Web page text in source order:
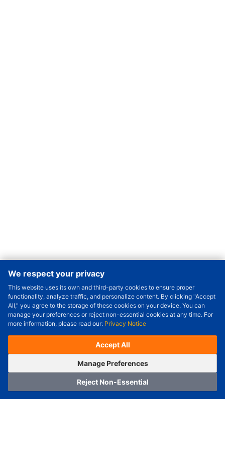
We respect your privacy
This website uses its own and third-party cookies to ensure proper
functionality, analyze traffic, and personalize content. By clicking "Accept
All," you agree to the storage of these cookies on your device. You can
manage your preferences or reject non-essential cookies at any time. For
more information, please read our: Privacy Notice
Accept All
Manage Preferences
Reject Non-Essential
Order Qty. - +
Check Price/Ship Date
Unit Price (USD) :--- Sub-Total (USD) :
(with VAT (USD)) :--- (with VAT (USD)) :---
Add to Cart